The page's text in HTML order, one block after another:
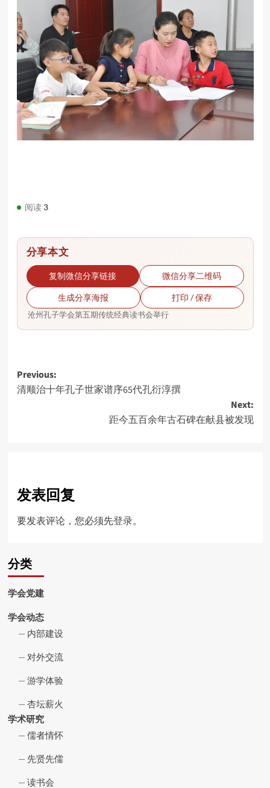
阅读3
分享本文
复制微信分享链接 微信分享二维码
生成分享海报 打印 / 保存
沧州孔子学会第五期传统经典读书会举行
Post
navigation
Previous:
清顺治十年孔子世家谱序65代孔衍淳撰
Next:
距今五百余年古石碑在献县被发现
发表回复
要发表评论，您必须先登录。
分类
学会党建
学会动态
内部建设
对外交流
游学体验
杏坛薪火
学术研究
儒者情怀
先贤先儒
读书会